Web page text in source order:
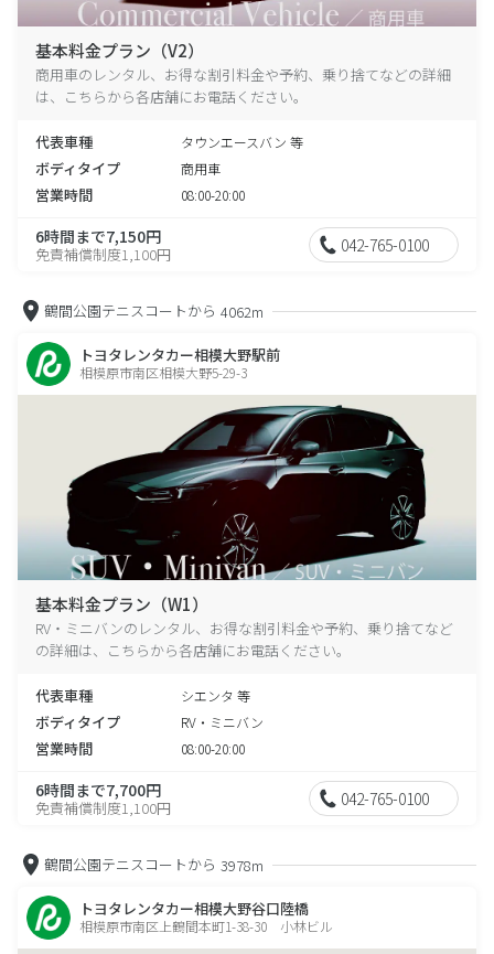
基本料金プラン（V2）
商用車のレンタル、お得な割引料金や予約、乗り捨てなどの詳細
は、こちらから各店舗にお電話ください。
代表車種 タウンエースバン 等
ボディタイプ 商用車
営業時間 08:00-20:00
6時間まで7,150円
免責補償制度1,100円 042-765-0100
鶴間公園テニスコートから 4062m
トヨタレンタカー相模大野駅前
相模原市南区相模大野5-29-3
基本料金プラン（W1）
RV・ミニバンのレンタル、お得な割引料金や予約、乗り捨てなど
の詳細は、こちらから各店舗にお電話ください。
代表車種 シエンタ 等
ボディタイプ RV・ミニバン
営業時間 08:00-20:00
6時間まで7,700円
免責補償制度1,100円 042-765-0100
鶴間公園テニスコートから 3978m
トヨタレンタカー相模大野谷口陸橋
相模原市南区上鶴間本町1-38-30 小林ビル